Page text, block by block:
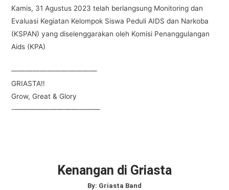
Kamis, 31 Agustus 2023 telah berlangsung Monitoring dan
Evaluasi Kegiatan Kelompok Siswa Peduli AIDS dan Narkoba
(KSPAN) yang diselenggarakan oleh Komisi Penanggulangan
Aids (KPA)
————————————
GRIASTA‼️
Grow, Great & Glory
-————————————
Kenangan di Griasta
By: Griasta Band